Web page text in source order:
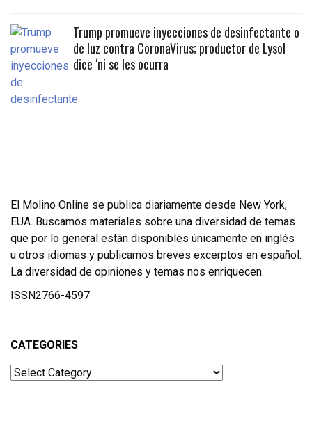
Trump promueve inyecciones de desinfectante o
de luz contra CoronaVirus; productor de Lysol
dice ‘ni se les ocurra
El Molino Online se publica diariamente desde New York,
EUA. Buscamos materiales sobre una diversidad de temas
que por lo general están disponibles únicamente en inglés
u otros idiomas y publicamos breves excerptos en español.
La diversidad de opiniones y temas nos enriquecen.
ISSN2766-4597
CATEGORIES
Categories